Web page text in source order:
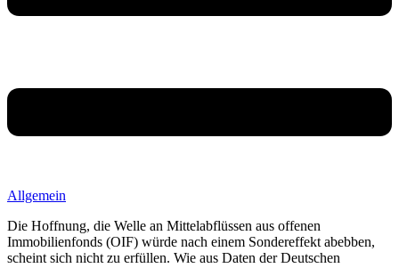
Allgemein
Die Hoffnung, die Welle an Mittelabflüssen aus offenen
Immobilienfonds (OIF) würde nach einem Sondereffekt abebben,
scheint sich nicht zu erfüllen. Wie aus Daten der Deutschen